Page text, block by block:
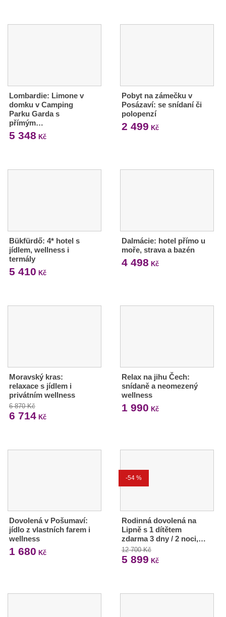
Lombardie: Limone v
domku v Camping
Parku Garda s
přímým…
5 348 Kč
Pobyt na zámečku v
Posázaví: se snídaní či
polopenzí
2 499 Kč
Bükfürdő: 4* hotel s
jídlem, wellness i
termály
5 410 Kč
Dalmácie: hotel přímo u
moře, strava a bazén
4 498 Kč
Moravský kras:
relaxace s jídlem i
privátním wellness
6 870 Kč
6 714 Kč
Relax na jihu Čech:
snídaně a neomezený
wellness
1 990 Kč
Dovolená v Pošumaví:
jídlo z vlastních farem i
wellness
1 680 Kč
-54 %
Rodinná dovolená na
Lipně s 1 dítětem
zdarma 3 dny / 2 noci,…
12 700 Kč
5 899 Kč